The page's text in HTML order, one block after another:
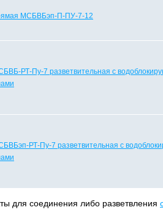
МСБВБэп-П-ПУ-7-12
РТ-Пу-7 разветвительная с
РТ-Пу-7 разветвительная с
для соединения либо разветвления